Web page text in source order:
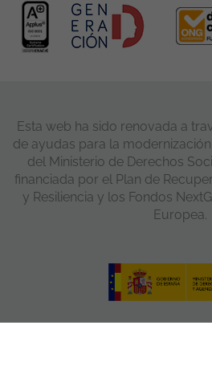
Esta web ha sido renovada a
de ayudas para la
del Ministerio de Derechos
financiada por el Plan de
y Resiliencia y los Fondos
Europea.